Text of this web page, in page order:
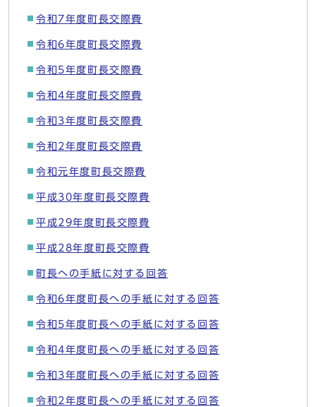
令和7年度町長交際費
令和6年度町長交際費
令和5年度町長交際費
令和4年度町長交際費
令和3年度町長交際費
令和2年度町長交際費
令和元年度町長交際費
平成30年度町長交際費
平成29年度町長交際費
平成28年度町長交際費
町長への手紙に対する回答
令和6年度町長への手紙に対する回答
令和5年度町長への手紙に対する回答
令和4年度町長への手紙に対する回答
令和3年度町長への手紙に対する回答
令和2年度町長への手紙に対する回答